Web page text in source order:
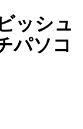
ッシュ
パソコ